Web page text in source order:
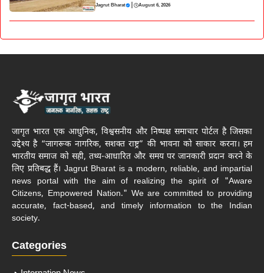
Jagrut Bharat | August 6, 2026
जागृत भारत एक आधुनिक, विश्वसनीय और निष्पक्ष समाचार पोर्टल है जिसका
उद्देश्य है “जागरूक नागरिक, सशक्त राष्ट्र” की भावना को साकार करना। हम
भारतीय समाज को सही, तथ्य-आधारित और समय पर जानकारी प्रदान करने के
लिए प्रतिबद्ध हैं। Jagrut Bharat is a modern, reliable, and impartial
news portal with the aim of realizing the spirit of "Aware
Citizens, Empowered Nation." We are committed to providing
accurate, fact-based, and timely information to the Indian
society.
Categories